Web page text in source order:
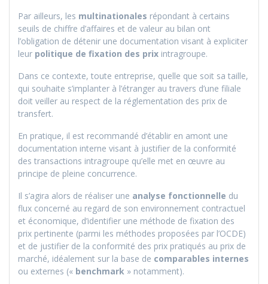
Par ailleurs, les multinationales répondant à certains
seuils de chiffre d’affaires et de valeur au bilan ont
l’obligation de détenir une documentation visant à expliciter
leur politique de fixation des prix intragroupe.
Dans ce contexte, toute entreprise, quelle que soit sa taille,
qui souhaite s’implanter à l’étranger au travers d’une filiale
doit veiller au respect de la réglementation des prix de
transfert.
En pratique, il est recommandé d’établir en amont une
documentation interne visant à justifier de la conformité
des transactions intragroupe qu’elle met en œuvre au
principe de pleine concurrence.
Il s’agira alors de réaliser une analyse fonctionnelle du
flux concerné au regard de son environnement contractuel
et économique, d’identifier une méthode de fixation des
prix pertinente (parmi les méthodes proposées par l’OCDE)
et de justifier de la conformité des prix pratiqués au prix de
marché, idéalement sur la base de comparables internes
ou externes (« benchmark » notamment).